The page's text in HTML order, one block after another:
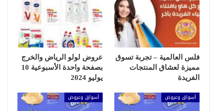
فلس العالمية – تجربة تسوق
مميزة لعشاق المنتجات
الفريدة
عروض لولو الرياض والخرج
بصفحة واحدة الأسبوعية 10
يوليو 2024
أسواق وعروض أسواق وعروض